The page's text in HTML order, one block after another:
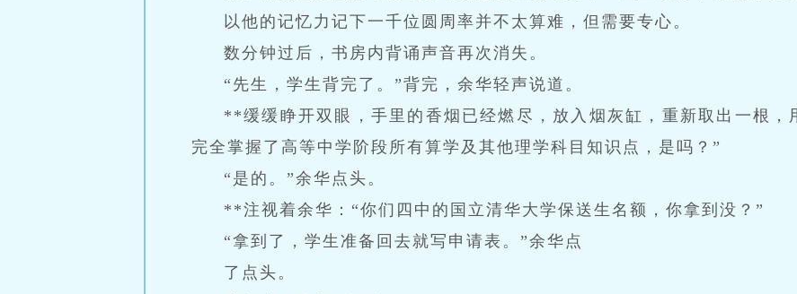
以他的记忆力记下一千位圆周率并不太算难，但需要专心。
数分钟过后，书房内背诵声音再次消失。
“先生，学生背完了。”背完，余华轻声说道。
**缓缓睁开双眼，手里的香烟已经燃尽，放入烟灰缸，重新取出一根，
完全掌握了高等中学阶段所有算学及其他理学科目知识点，是吗？”
“是的。”余华点头。
**注视着余华：“你们四中的国立清华大学保送生名额，你拿到没？”
“拿到了，学生准备回去就写申请表。”余华点
了点头。